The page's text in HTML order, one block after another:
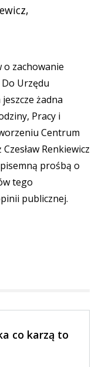
o zachowanie
Urzędu
jeszcze żadna
Pracy i
Centrum
Renkiewicz
prośbą o
tego
publicznej.
co karzą to